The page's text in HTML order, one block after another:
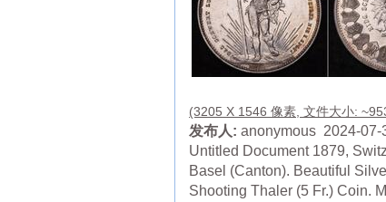
(3205 X 1546 像素, 文件大小:
发布人: anonymous 2024-07-
Untitled Document 1879,
Basel (Canton). Beautiful
Shooting Thaler (5 Fr.) Coin.